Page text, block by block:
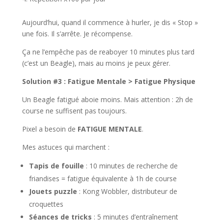
Aujourd’hui, quand il commence à hurler, je dis « Stop »
une fois. Il s’arrête. Je récompense.
Ça ne l’empêche pas de reaboyer 10 minutes plus tard
(c’est un Beagle), mais au moins je peux gérer.
Solution #3 : Fatigue Mentale > Fatigue Physique
Un Beagle fatigué aboie moins. Mais attention : 2h de
course ne suffisent pas toujours.
Pixel a besoin de FATIGUE MENTALE.
Mes astuces qui marchent :
Tapis de fouille : 10 minutes de recherche de
friandises = fatigue équivalente à 1h de course
Jouets puzzle : Kong Wobbler, distributeur de
croquettes
Séances de tricks : 5 minutes d’entraînement